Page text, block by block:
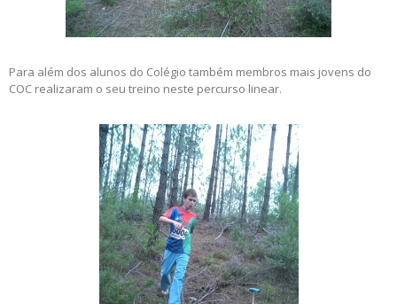
Para além dos alunos do Colégio também membros mais jovens do
COC realizaram o seu treino neste percurso linear.